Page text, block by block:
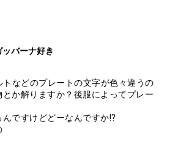
バーナ好き
トなどのプレートの文字が色々違うの
か解りますか？後服によってプレー
ですけどどーなんですか!?